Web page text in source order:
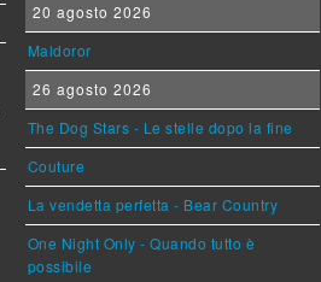
20 agosto 2026
Maldoror
26 agosto 2026
The Dog Stars - Le stelle dopo la fine
Couture
La vendetta perfetta - Bear Country
One Night Only - Quando tutto è
possibile